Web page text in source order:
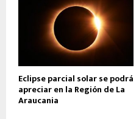
Eclipse parcial solar se podrá
apreciar en la Región de La
Araucania